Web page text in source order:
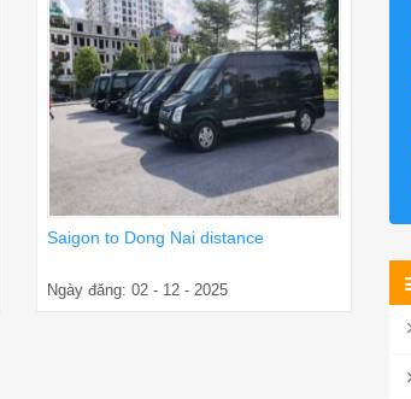
Saigon to Dong Nai distance
Ngày đăng: 02 - 12 - 2025